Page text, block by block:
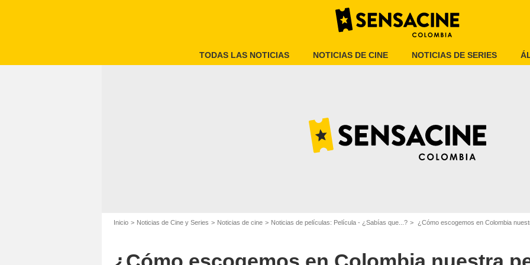
TODAS LAS NOTICIAS NOTICIAS DE CINE NOTICIAS DE SERIES
Inicio Noticias de Cine y Series Noticias de cine Noticias de películas: Película - ¿Sabías que...? ¿Cómo escogemos en Colombia nuestra